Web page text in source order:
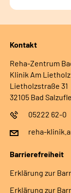
Kontakt
Reha-Zentrum
Klinik Am Lietholz
Lietholzstraße 31
32105 Bad
05222 62-0
reha-
Barrierefreiheit
Erklärung zur
Erklärung zur